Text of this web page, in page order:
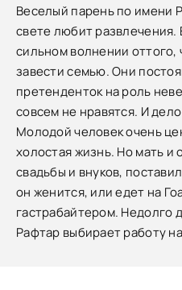
Веселый парень по имени
свете любит развлечения.
сильном волнении оттого,
завести семью. Они
претенденток на роль
совсем не нравятся. И
Молодой человек очень
холостая жизнь. Но мать и
свадьбы и внуков,
он женится, или едет на
гастрабайтером. Недолго
Рафтар выбирает работу